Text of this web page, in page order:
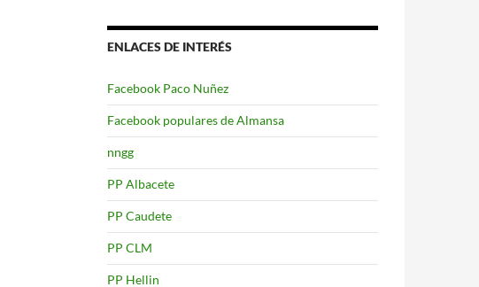
ENLACES DE INTERÉS
Facebook Paco Nuñez
Facebook populares de Almansa
nngg
PP Albacete
PP Caudete
PP CLM
PP Hellin